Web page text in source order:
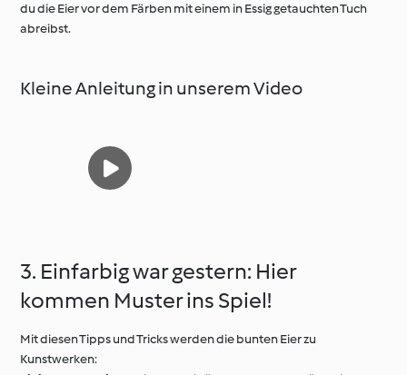
du die Eier vor dem Färben mit einem in Essig getauchten Tuch
abreibst.
Kleine Anleitung in unserem Video
3. Einfarbig war gestern: Hier
kommen Muster ins Spiel!
Mit diesen Tipps und Tricks werden die bunten Eier zu
Kunstwerken: